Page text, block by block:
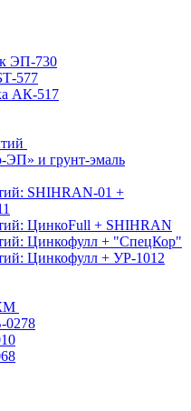
ЭП-730
577
АК-517
ЭП» и грунт-эмаль
SHIHRAN-01 +
ЦинкоFull + SHIHRAN
Цинкофулл + "СпецКор"
Цинкофулл + УР-1012
0278